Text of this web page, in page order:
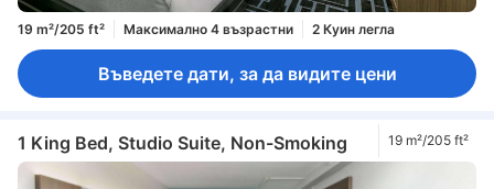
19 m²/205 ft² Максимално 4 възрастни 2 Куин легла
Въведете дати, за да видите цени
1 King Bed, Studio Suite, Non-Smoking 19 m²/205 ft²